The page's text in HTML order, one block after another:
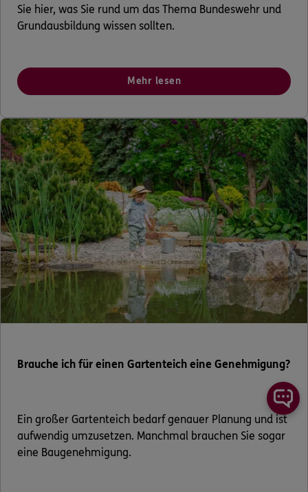
Sie hier, was Sie rund um das Thema Bundeswehr und
Grundausbildung wissen sollten.
Mehr lesen
Brauche ich für einen Gartenteich eine Genehmigung?
Ein großer Gartenteich bedarf genauer Planung und ist
aufwendig umzusetzen. Manchmal brauchen Sie sogar
eine Baugenehmigung.